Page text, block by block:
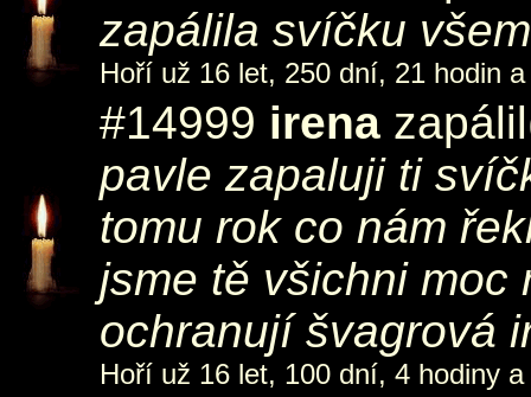
zapálila svíčku
Hoří už 16 let, 250 dní, 21 hodin
#14999 irena
pavle zapaluji ti
tomu rok co nám
jsme tě všichni moc
ochranují švagrová
Hoří už 16 let, 100 dní, 4 hodiny